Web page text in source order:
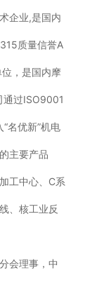
企业,是国内
质量信誉A
，是国内摩
通过ISO9001
名优新”机电
主要产品
工中心、C系
、核工业反
会理事，中